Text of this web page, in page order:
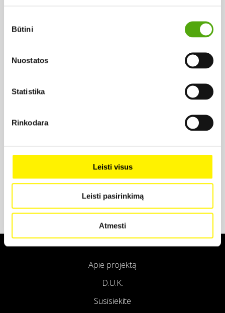
pasirinkimas
Būtini
Nuostatos
Statistika
Rinkodara
Leisti visus
Leisti pasirinkimą
Atmesti
Apie projektą
D.U.K.
Susisiekite